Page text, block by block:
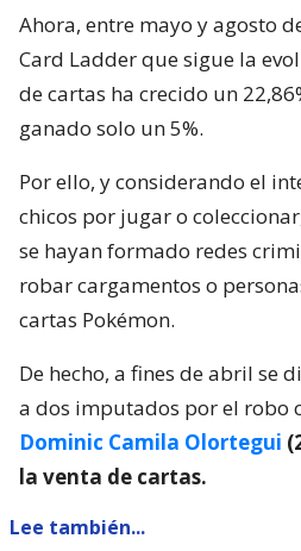
Ahora, entre mayo y agosto
Card Ladder que sigue la
de cartas ha crecido un
ganado solo un 5%.
Por ello, y considerando el
chicos por jugar o
se hayan formado redes
robar cargamentos o
cartas Pokémon.
De hecho, a fines de abril se
a dos imputados por el robo
Dominic Camila Olortegui
la venta de cartas.
Lee también...